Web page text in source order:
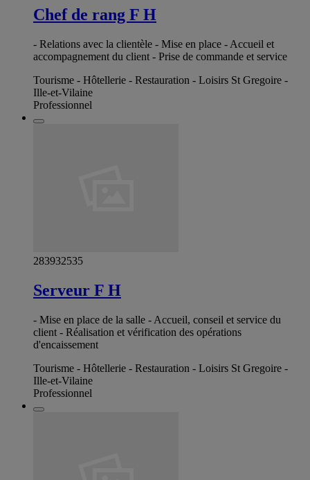
Chef de rang F H
- Relations avec la clientèle - Mise en place - Accueil et
accompagnement du client - Prise de commande et service
Tourisme - Hôtellerie - Restauration - Loisirs St Gregoire -
Ille-et-Vilaine
Professionnel
283932535
Serveur F H
- Mise en place de la salle - Accueil, conseil et service du
client - Réalisation et vérification des opérations
d'encaissement
Tourisme - Hôtellerie - Restauration - Loisirs St Gregoire -
Ille-et-Vilaine
Professionnel